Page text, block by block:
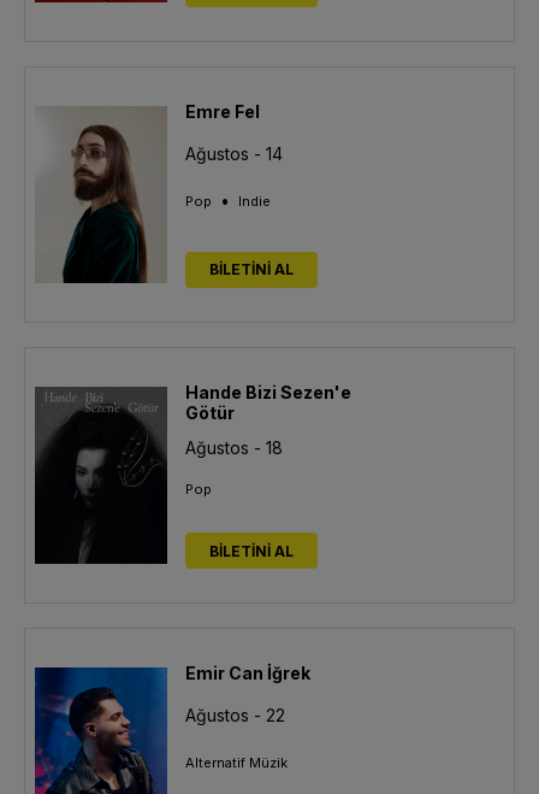
Emre Fel
Ağustos - 14
Pop • Indie
BİLETİNİ AL
Hande Bizi Sezen'e
Götür
Ağustos - 18
Pop
BİLETİNİ AL
Emir Can İğrek
Ağustos - 22
Alternatif Müzik